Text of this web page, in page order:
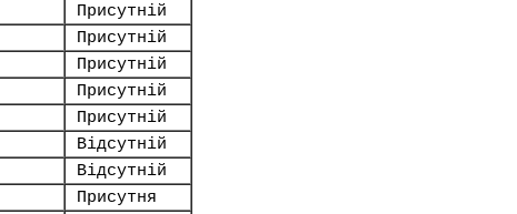
Присутній
Присутній
Присутній
Присутній
Присутній
Відсутній
Відсутній
Присутня